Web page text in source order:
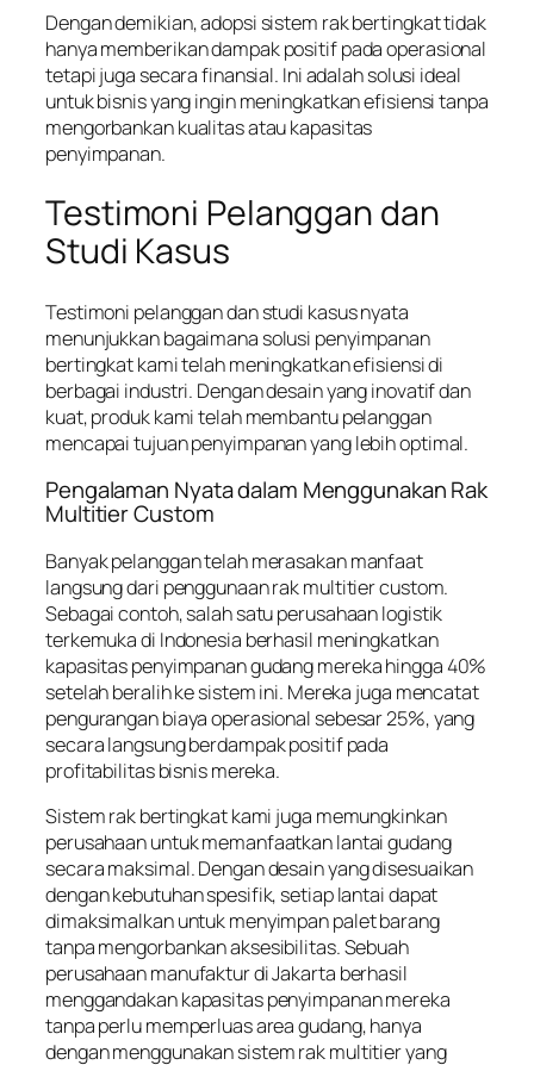
Dengan demikian, adopsi sistem rak bertingkat tidak
hanya memberikan dampak positif pada operasional
tetapi juga secara finansial. Ini adalah solusi ideal
untuk bisnis yang ingin meningkatkan efisiensi tanpa
mengorbankan kualitas atau kapasitas
penyimpanan.
Testimoni Pelanggan dan
Studi Kasus
Testimoni pelanggan dan studi kasus nyata
menunjukkan bagaimana solusi penyimpanan
bertingkat kami telah meningkatkan efisiensi di
berbagai industri. Dengan desain yang inovatif dan
kuat, produk kami telah membantu pelanggan
mencapai tujuan penyimpanan yang lebih optimal.
Pengalaman Nyata dalam Menggunakan Rak
Multitier Custom
Banyak pelanggan telah merasakan manfaat
langsung dari penggunaan rak multitier custom.
Sebagai contoh, salah satu perusahaan logistik
terkemuka di Indonesia berhasil meningkatkan
kapasitas penyimpanan gudang mereka hingga 40%
setelah beralih ke sistem ini. Mereka juga mencatat
pengurangan biaya operasional sebesar 25%, yang
secara langsung berdampak positif pada
profitabilitas bisnis mereka.
Sistem rak bertingkat kami juga memungkinkan
perusahaan untuk memanfaatkan lantai gudang
secara maksimal. Dengan desain yang disesuaikan
dengan kebutuhan spesifik, setiap lantai dapat
dimaksimalkan untuk menyimpan palet barang
tanpa mengorbankan aksesibilitas. Sebuah
perusahaan manufaktur di Jakarta berhasil
menggandakan kapasitas penyimpanan mereka
tanpa perlu memperluas area gudang, hanya
dengan menggunakan sistem rak multitier yang